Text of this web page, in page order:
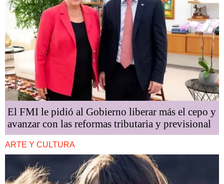
El FMI le pidió al Gobierno liberar más el cepo y
avanzar con las reformas tributaria y previsional
ARTE Y CULTURA